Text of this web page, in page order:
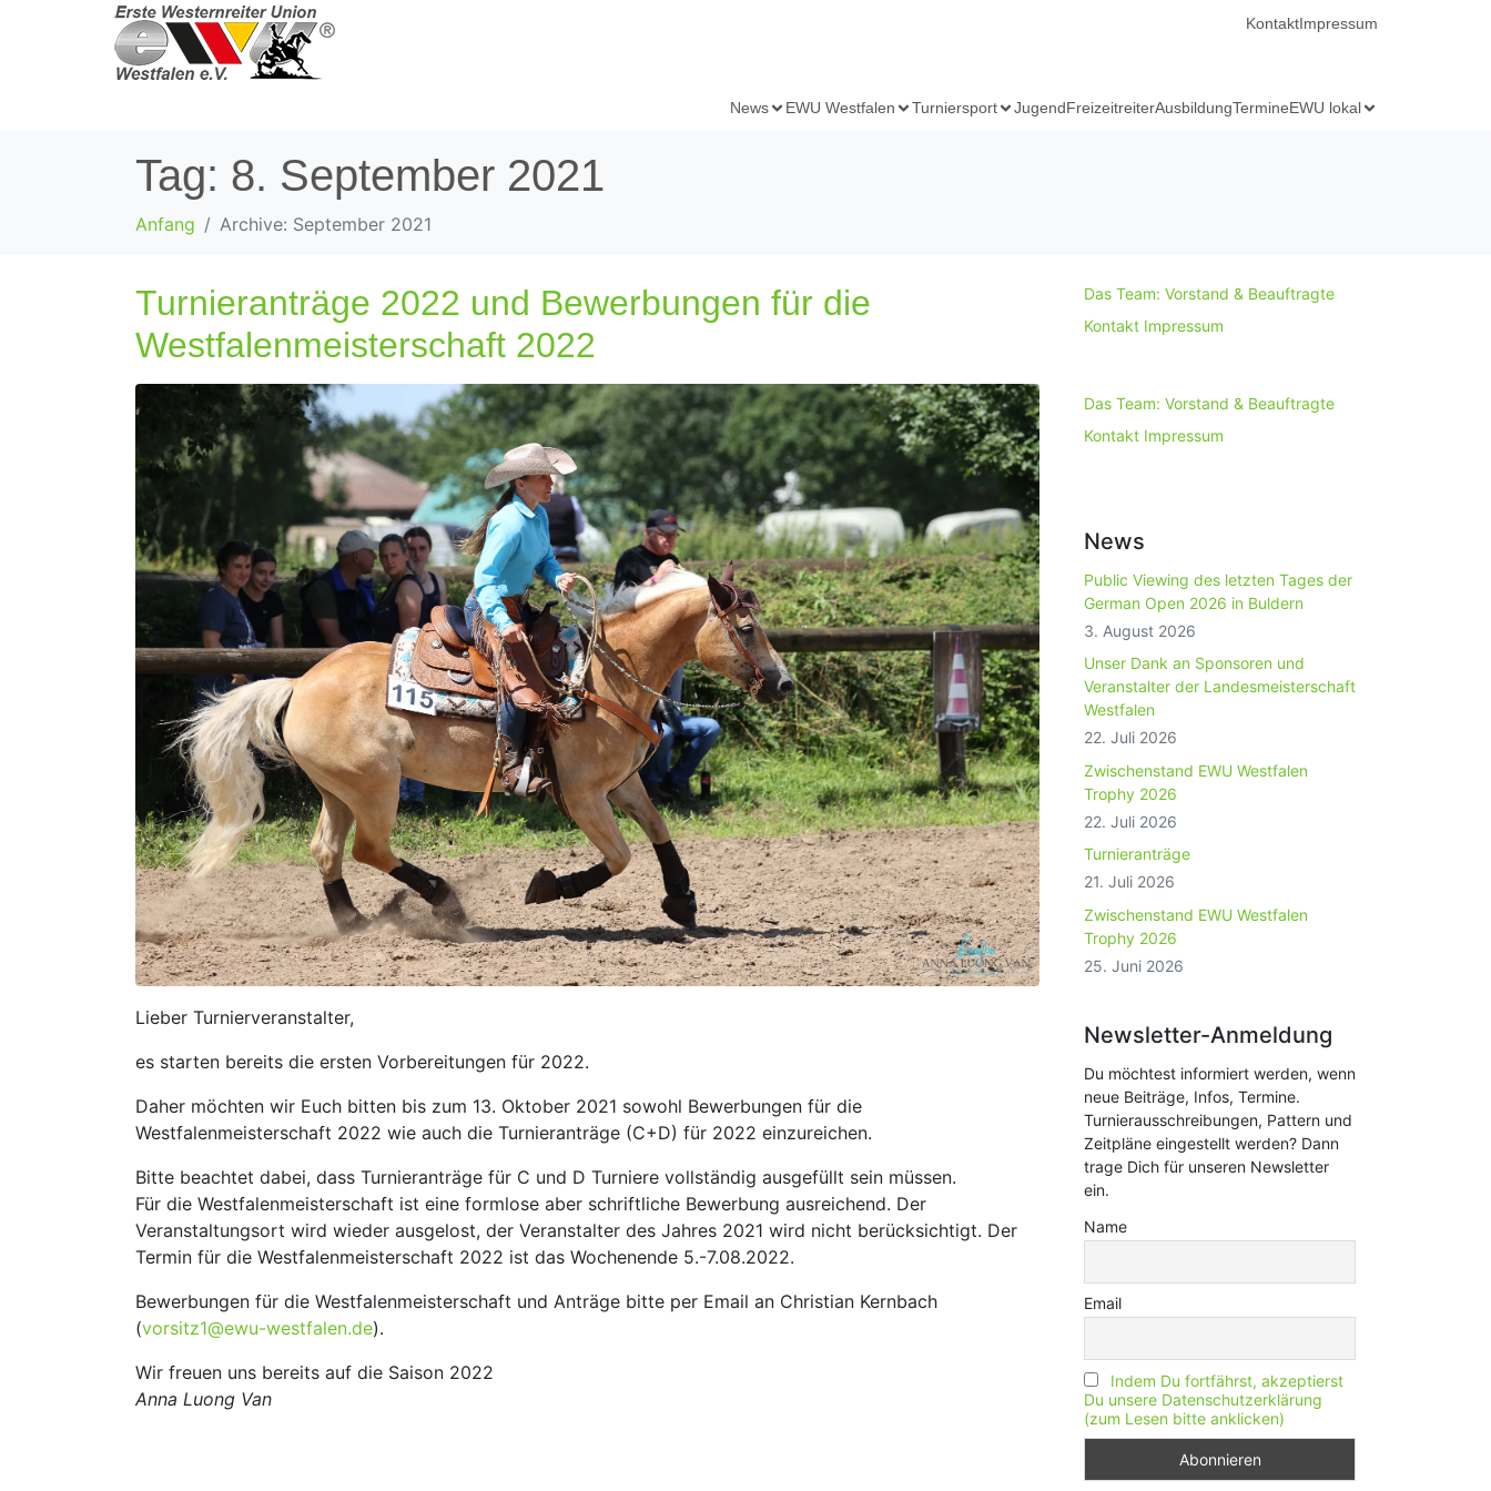
KontaktImpressum
News EWU Westfalen Turniersport JugendFreizeitreiterAusbildungTermineEWU lokal
Tag: 8. September 2021
Anfang Archive: September 2021
Turnieranträge 2022 und Bewerbungen für die
Westfalenmeisterschaft 2022
Lieber Turnierveranstalter,
es starten bereits die ersten Vorbereitungen für 2022.
Daher möchten wir Euch bitten bis zum 13. Oktober 2021 sowohl Bewerbungen für die
Westfalenmeisterschaft 2022 wie auch die Turnieranträge (C+D) für 2022 einzureichen.
Bitte beachtet dabei, dass Turnieranträge für C und D Turniere vollständig ausgefüllt sein müssen.
Für die Westfalenmeisterschaft ist eine formlose aber schriftliche Bewerbung ausreichend. Der
Veranstaltungsort wird wieder ausgelost, der Veranstalter des Jahres 2021 wird nicht berücksichtigt. Der
Termin für die Westfalenmeisterschaft 2022 ist das Wochenende 5.-7.08.2022.
Bewerbungen für die Westfalenmeisterschaft und Anträge bitte per Email an Christian Kernbach
(vorsitz1@ewu-westfalen.de).
Wir freuen uns bereits auf die Saison 2022
Anna Luong Van
Das Team: Vorstand & Beauftragte
Kontakt Impressum
Das Team: Vorstand & Beauftragte
Kontakt Impressum
News
Public Viewing des letzten Tages der
German Open 2026 in Buldern
3. August 2026
Unser Dank an Sponsoren und
Veranstalter der Landesmeisterschaft
Westfalen
22. Juli 2026
Zwischenstand EWU Westfalen
Trophy 2026
22. Juli 2026
Turnieranträge
21. Juli 2026
Zwischenstand EWU Westfalen
Trophy 2026
25. Juni 2026
Newsletter-Anmeldung
Du möchtest informiert werden, wenn
neue Beiträge, Infos, Termine.
Turnierausschreibungen, Pattern und
Zeitpläne eingestellt werden? Dann
trage Dich für unseren Newsletter
ein.
Name
Email
Indem Du fortfährst, akzeptierst
Du unsere Datenschutzerklärung
(zum Lesen bitte anklicken)